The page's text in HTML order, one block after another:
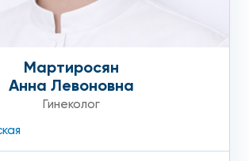
Мартиросян
Анна Левоновна
Гинеколог